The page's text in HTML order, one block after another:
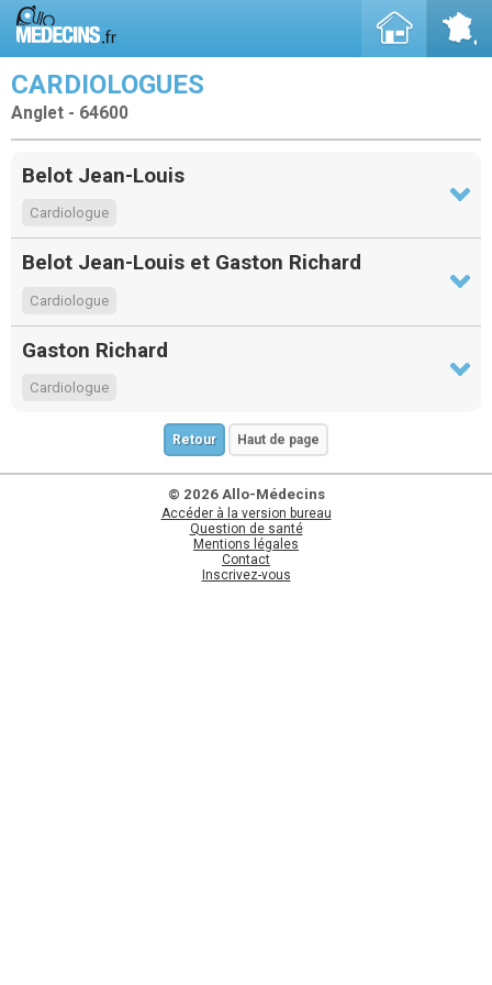
CARDIOLOGUES
Anglet - 64600
Belot Jean-Louis
Cardiologue
Belot Jean-Louis et Gaston Richard
Cardiologue
Gaston Richard
Cardiologue
Retour Haut de page
© 2026 Allo-Médecins
Accéder à la version bureau
Question de santé
Mentions légales
Contact
Inscrivez-vous